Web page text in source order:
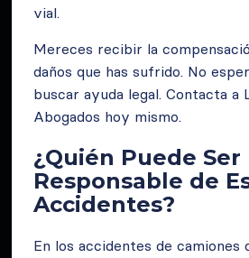
vial.
Mereces recibir la
daños que has sufrido. No
buscar ayuda legal. Contacta a
Abogados hoy mismo.
¿Quién Puede Ser
Responsable de
Accidentes?
En los accidentes de camiones